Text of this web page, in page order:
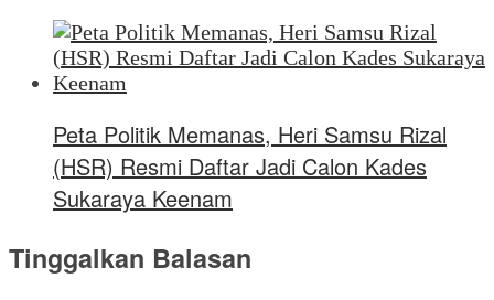
Peta Politik Memanas, Heri Samsu Rizal
(HSR) Resmi Daftar Jadi Calon Kades
Sukaraya Keenam
Tinggalkan Balasan